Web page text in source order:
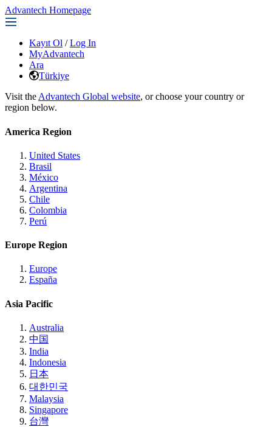
Advantech Homepage
Kayıt Ol / Log In
MyAdvantech
Ara
Türkiye
Visit the Advantech Global website, or choose your country or
region below.
America Region
United States
Brasil
México
Argentina
Chile
Colombia
Perú
Europe Region
Europe
España
Asia Pacific
Australia
中国
India
Indonesia
日本
대한민국
Malaysia
Singapore
台灣